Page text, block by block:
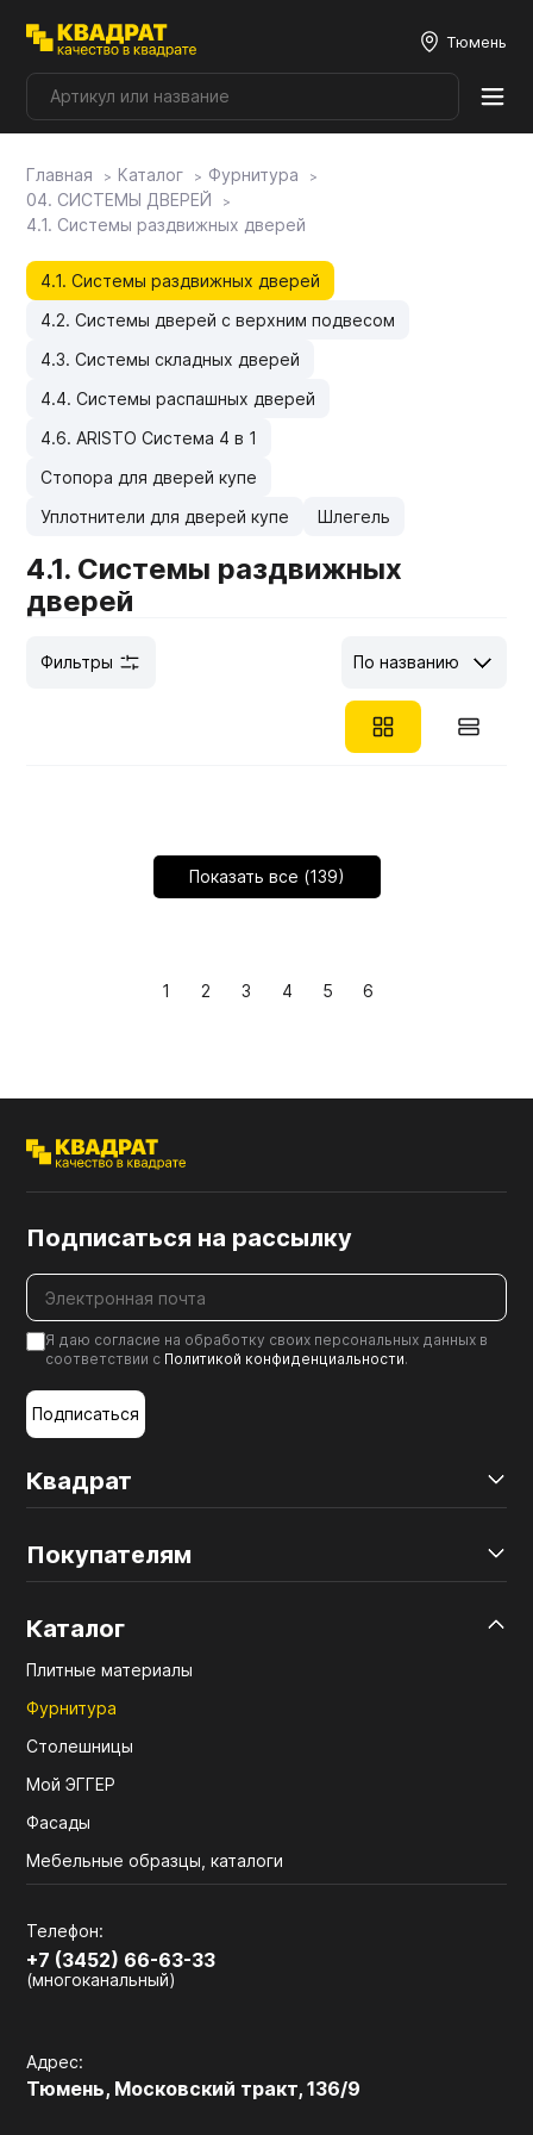
Тюмень
Плитные материалы
Фурнитура
Столешницы
Мой ЭГГЕР
Фасады
Мебельные образцы, каталоги
Главная Каталог
Фурнитура
04. СИСТЕМЫ ДВЕРЕЙ
4.1. Системы раздвижных дверей
4.1. Системы раздвижных дверей
4.2. Системы дверей с верхним подвесом
4.3. Системы складных дверей
4.4. Системы распашных дверей
4.6. ARISTO Система 4 в 1
Стопора для дверей купе
Уплотнители для дверей купе
Шлегель
4.1. Системы раздвижных
дверей
По названию
Фильтры
Показать все (139)
1 2 3 4 5 6
Квадрат
Покупателям
Каталог
Плитные материалы
Фурнитура
Столешницы
Мой ЭГГЕР
Фасады
Мебельные образцы, каталоги
Телефон:
+7 (3452) 66-63-33
(многоканальный)
Адрес:
Тюмень, Московский тракт, 136/9
Подписаться на рассылку
Я даю согласие на обработку своих персональных данных в
соответствии с Политикой конфиденциальности.
Подписаться